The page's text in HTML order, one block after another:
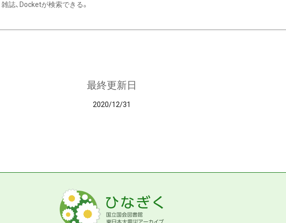
雑誌、Docketが検索できる。
最終更新日
2020/12/31